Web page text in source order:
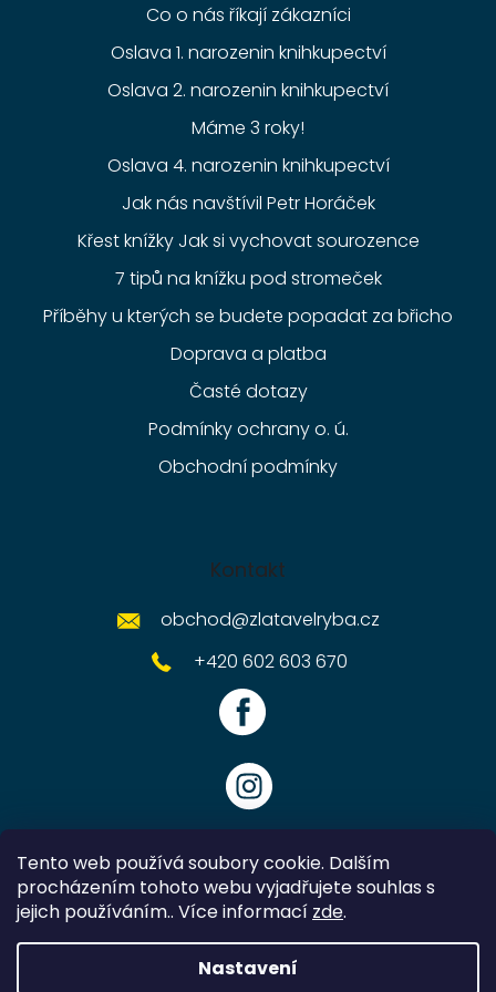
Tento web používá soubory cookie. Dalším
procházením tohoto webu vyjadřujete souhlas s
jejich používáním.. Více informací zde.
Nastavení
Co o nás říkají zákazníci
Oslava 1. narozenin knihkupectví
Oslava 2. narozenin knihkupectví
Máme 3 roky!
Oslava 4. narozenin knihkupectví
Jak nás navštívil Petr Horáček
Křest knížky Jak si vychovat sourozence
7 tipů na knížku pod stromeček
Příběhy u kterých se budete popadat za břicho
Doprava a platba
Časté dotazy
Podmínky ochrany o. ú.
Obchodní podmínky
Kontakt
obchod@zlatavelryba.cz
+420 602 603 670
Vytvořil Shoptet